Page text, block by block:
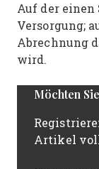
Auf der einen
Versorgung;
Abrechnung
wird.
Möchten
Artikel